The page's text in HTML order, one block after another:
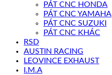
PÁT CNC HONDA
PÁT CNC YAMAHA
PÁT CNC SUZUKI
PÁT CNC KHÁC
RSD
AUSTIN RACING
LEOVINCE EXHAUST
I.M.A